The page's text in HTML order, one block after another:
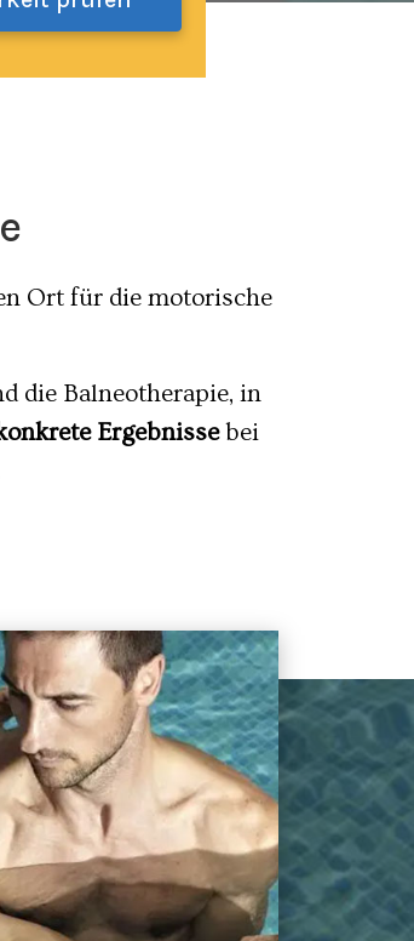
Ort für die motorische
die Balneotherapie, in
Ergebnissebei